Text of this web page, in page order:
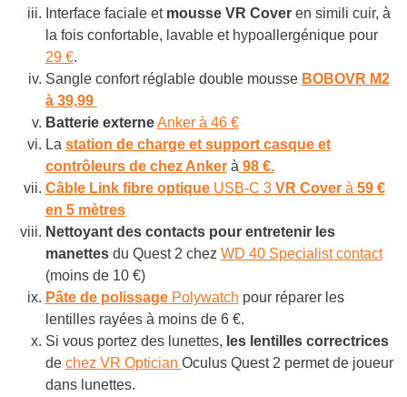
Interface faciale et mousse VR Coveren simili cuir, à
la fois confortable, lavable et hypoallergénique pour
29 €.
Sangle confort réglable double mousse BOBOVR M2
à 39,99
Batterie externe Anker à 46 €
La station de charge et support casque et
contrôleurs de chez Ankerà 98 €.
Câble Link fibre optiqueUSB-C 3 VR Cover à 59 €
en 5 mètres
Nettoyant des contacts pour entretenir les
manettesdu Quest 2 chez WD 40 Specialist contact
(moins de 10 €)
Pâte de polissagePolywatch pour réparer les
lentilles rayées à moins de 6 €.
Si vous portez des lunettes, les lentilles correctrices
de chez VR Optician Oculus Quest 2 permet de joueur
dans lunettes.